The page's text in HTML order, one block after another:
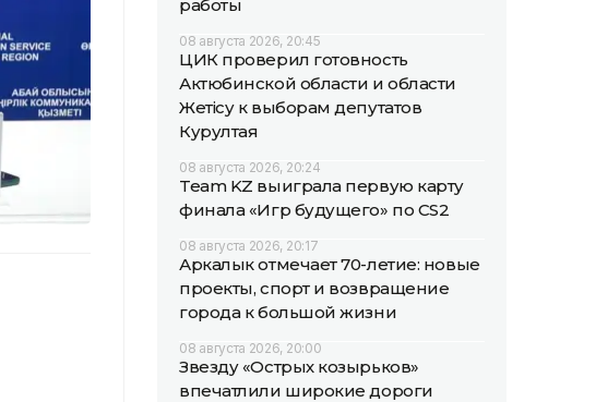
работы
08 августа 2026, 20:45
ЦИК проверил готовность
Актюбинской области и области
Жетісу к выборам депутатов
Курултая
08 августа 2026, 20:24
Team KZ выиграла первую карту
финала «Игр будущего» по CS2
08 августа 2026, 20:17
Аркалык отмечает 70-летие: новые
проекты, спорт и возвращение
города к большой жизни
08 августа 2026, 20:00
Звезду «Острых козырьков»
впечатлили широкие дороги